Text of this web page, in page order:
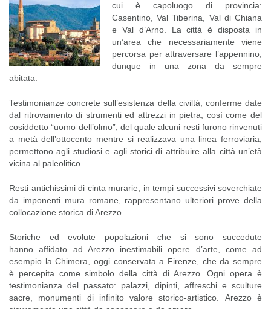
cui è capoluogo di provincia:
Casentino, Val Tiberina, Val di Chiana
e Val d’Arno. La città è disposta in
un’area che necessariamente viene
percorsa per attraversare l’appennino,
dunque in una zona da sempre
abitata.
Testimonianze concrete sull’esistenza della civiltà, conferme date
dal ritrovamento di strumenti ed attrezzi in pietra, così come del
cosiddetto “uomo dell’olmo”, del quale alcuni resti furono rinvenuti
a metà dell’ottocento mentre si realizzava una linea ferroviaria,
permettono agli studiosi e agli storici di attribuire alla città un’età
vicina al paleolitico.
Resti antichissimi di cinta murarie, in tempi successivi soverchiate
da imponenti mura romane, rappresentano ulteriori prove della
collocazione storica di Arezzo.
Storiche ed evolute popolazioni che si sono succedute
hanno affidato ad Arezzo inestimabili opere d’arte, come ad
esempio la Chimera, oggi conservata a Firenze, che da sempre
è percepita come simbolo della città di Arezzo. Ogni opera è
testimonianza del passato: palazzi, dipinti, affreschi e sculture
sacre, monumenti di infinito valore storico-artistico. Arezzo è